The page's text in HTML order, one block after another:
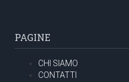
PAGINE
CHI SIAMO
CONTATTI